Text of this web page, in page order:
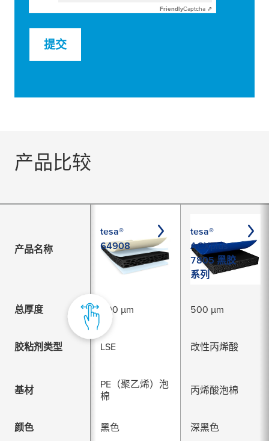
FriendlyCaptcha ⇗
提交
产品比较
产品名称
tesa®
64908
tesa®
ACXplus
7805 黑胶
系列
总厚度 800 µm 500 µm
胶粘剂类型 LSE 改性丙烯酸
基材
PE（聚乙烯）泡
棉
丙烯酸泡棉
颜色 黑色 深黑色